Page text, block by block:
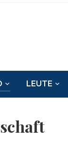
LEUTE